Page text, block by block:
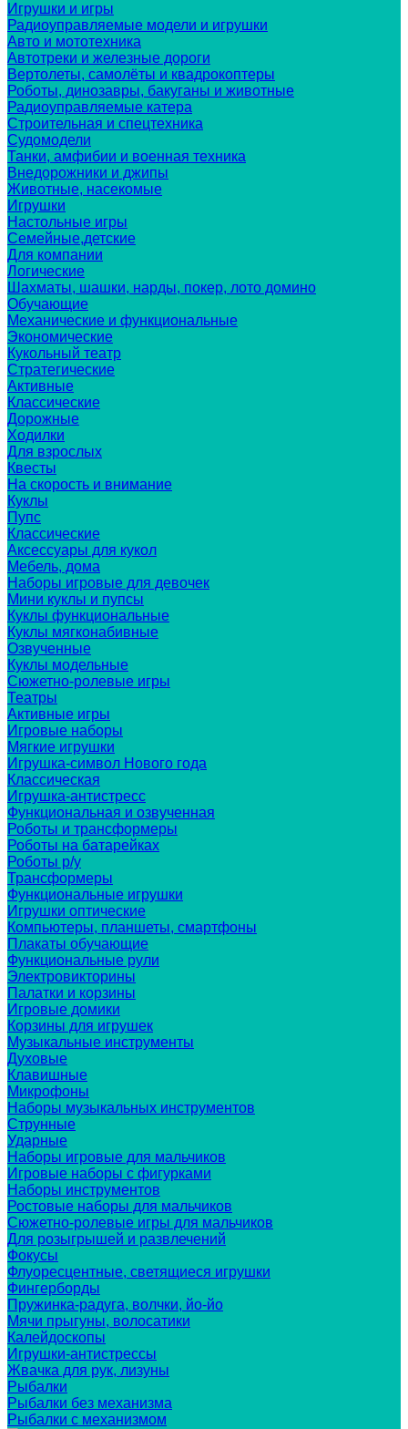
Игрушки и игры
Радиоуправляемые модели и игрушки
Авто и мототехника
Автотреки и железные дороги
Вертолеты, самолёты и квадрокоптеры
Роботы, динозавры, бакуганы и животные
Радиоуправляемые катера
Строительная и спецтехника
Судомодели
Танки, амфибии и военная техника
Внедорожники и джипы
Животные, насекомые
Игрушки
Настольные игры
Семейные,детские
Для компании
Логические
Шахматы, шашки, нарды, покер, лото домино
Обучающие
Механические и функциональные
Экономические
Кукольный театр
Стратегические
Активные
Классические
Дорожные
Ходилки
Для взрослых
Квесты
На скорость и внимание
Куклы
Пупс
Классические
Аксессуары для кукол
Мебель, дома
Наборы игровые для девочек
Мини куклы и пупсы
Куклы функциональные
Куклы мягконабивные
Озвученные
Куклы модельные
Сюжетно-ролевые игры
Театры
Активные игры
Игровые наборы
Мягкие игрушки
Игрушка-символ Нового года
Классическая
Игрушка-антистресс
Функциональная и озвученная
Роботы и трансформеры
Роботы на батарейках
Роботы р/у
Трансформеры
Функциональные игрушки
Игрушки оптические
Компьютеры, планшеты, смартфоны
Плакаты обучающие
Функциональные рули
Электровикторины
Палатки и корзины
Игровые домики
Корзины для игрушек
Музыкальные инструменты
Духовые
Клавишные
Микрофоны
Наборы музыкальных инструментов
Струнные
Ударные
Наборы игровые для мальчиков
Игровые наборы с фигурками
Наборы инструментов
Ростовые наборы для мальчиков
Сюжетно-ролевые игры для мальчиков
Для розыгрышей и развлечений
Фокусы
Флуоресцентные, светящиеся игрушки
Фингерборды
Пружинка-радуга, волчки, йо-йо
Мячи прыгуны, волосатики
Калейдоскопы
Игрушки-антистрессы
Жвачка для рук, лизуны
Рыбалки
Рыбалки без механизма
Рыбалки с механизмом